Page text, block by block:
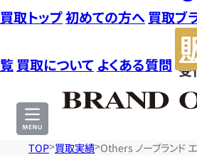
ダ
イ
ヤ
ル
受
買取トップ初めての方へ 買取ブ
覧 買取について よくある質問
TOP 買取実績 Others ノーブランド